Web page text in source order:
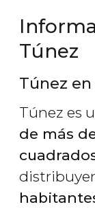
Túnez
Túnez
Túnez es
de más